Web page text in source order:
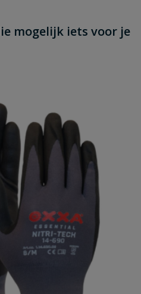
mogelijk iets voor je